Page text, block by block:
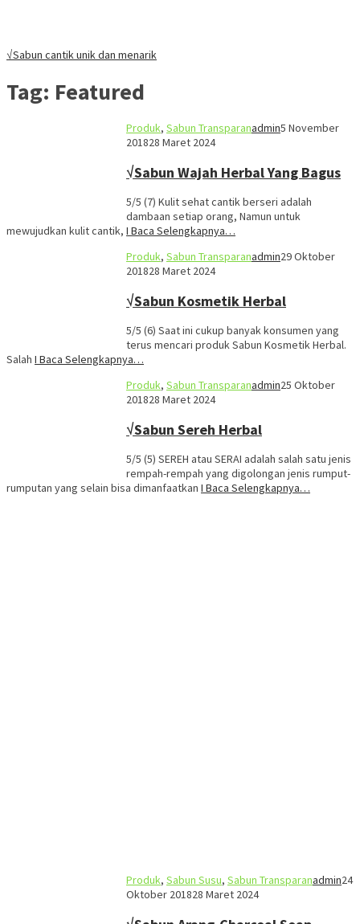
√Sabun cantik unik dan menarik
Tag: Featured
Produk, Sabun Transparanadmin5 November
201828 Maret 2024
√Sabun Wajah Herbal Yang Bagus
5/5 (7) Kulit sehat cantik berseri adalah
dambaan setiap orang, Namun untuk
mewujudkan kulit cantik, I Baca Selengkapnya…
Produk, Sabun Transparanadmin29 Oktober
201828 Maret 2024
√Sabun Kosmetik Herbal
5/5 (6) Saat ini cukup banyak konsumen yang
terus mencari produk Sabun Kosmetik Herbal.
Salah I Baca Selengkapnya…
Produk, Sabun Transparanadmin25 Oktober
201828 Maret 2024
√Sabun Sereh Herbal
5/5 (5) SEREH atau SERAI adalah salah satu jenis
rempah-rempah yang digolongan jenis rumput-
rumputan yang selain bisa dimanfaatkan I Baca Selengkapnya…
Produk, Sabun Susu, Sabun Transparanadmin24
Oktober 201828 Maret 2024